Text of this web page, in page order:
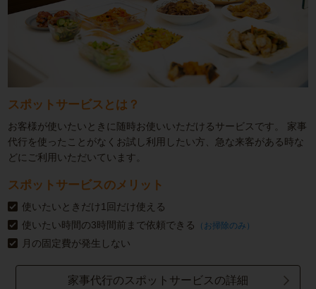
スポットサービスとは？
お客様が使いたいときに随時お使いいただけるサービスです。
家事
代行を使ったことがなくお試し利用したい方、急な来客がある時な
どにご利用いただいています。
スポットサービスのメリット
使いたいときだけ1回だけ使える
使いたい時間の3時間前まで依頼できる
（お掃除のみ）
月の固定費が発生しない
家事代行のスポットサービスの詳細